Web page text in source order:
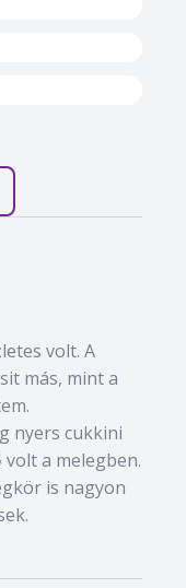
volt. A
más, mint a
nyers cukkini
a melegben.
is nagyon